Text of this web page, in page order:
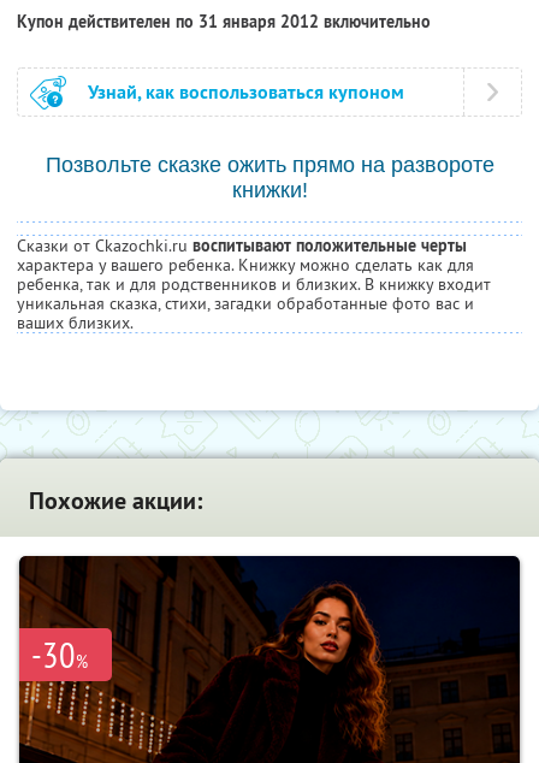
Купон действителен по 31 января 2012 включительно
Узнай, как воспользоваться купоном
Позвольте сказке ожить прямо на развороте
книжки!
Сказки от Ckazochki.ru воспитывают положительные черты
характера у вашего ребенка. Книжку можно сделать как для
ребенка, так и для родственников и близких. В книжку входит
уникальная сказка, стихи, загадки обработанные фото вас и
ваших близких.
Похожие акции:
-30%